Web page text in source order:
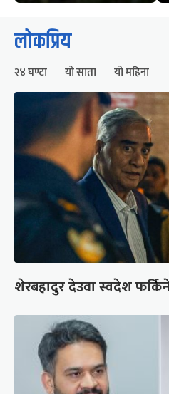
लोकप्रिय
२४ घण्टा यो साता यो महिना
शेरबहादुर देउवा स्वदेश